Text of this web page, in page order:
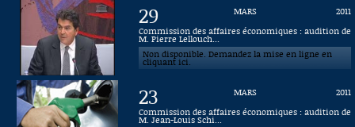
29 MARS
2011
Commission des affaires économiques : audition de
M. Pierre Lellouch...
Non disponible. Demandez la mise en ligne en
cliquant ici.
23 MARS
2011
Commission des affaires économiques : audition de
M. Jean-Louis Schi...